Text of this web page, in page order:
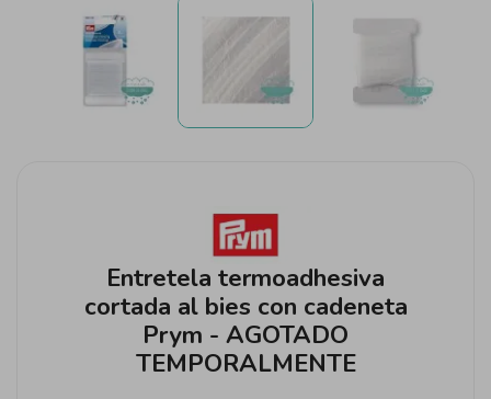
Entretela termoadhesiva
cortada al bies con cadeneta
Prym - AGOTADO
TEMPORALMENTE